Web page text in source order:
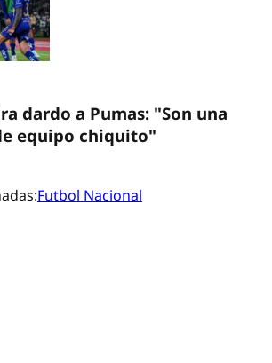
dardo a Pumas: "Son una
equipo chiquito"
Futbol Nacional